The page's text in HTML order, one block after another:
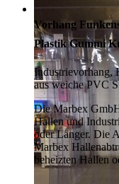
Vorhang
Plastik Gummi
Industrievorhang,
aus weiche PVC
Die Marbex
Hallen und
oder Länger. Die
Marbex
beheizten Hallen